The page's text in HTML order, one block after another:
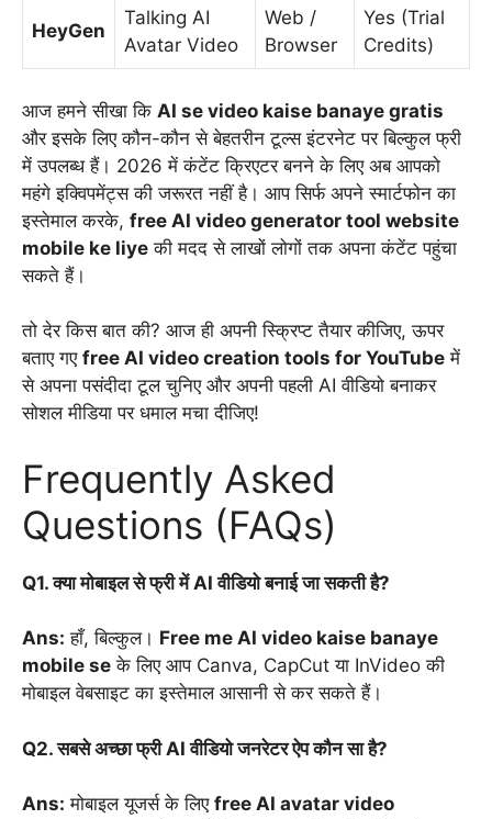
HeyGen
Talking AI
Avatar Video
Web /
Browser
Yes (Trial
Credits)
आज हमने सीखा कि AI se video kaise banaye gratis
और इसके लिए कौन-कौन से बेहतरीन टूल्स इंटरनेट पर बिल्कुल फ्री
में उपलब्ध हैं। 2026 में कंटेंट क्रिएटर बनने के लिए अब आपको
महंगे इक्विपमेंट्स की जरूरत नहीं है। आप सिर्फ अपने स्मार्टफोन का
इस्तेमाल करके, free AI video generator tool website
mobile ke liye की मदद से लाखों लोगों तक अपना कंटेंट पहुंचा
सकते हैं।
तो देर किस बात की? आज ही अपनी स्क्रिप्ट तैयार कीजिए, ऊपर
बताए गए free AI video creation tools for YouTube में
से अपना पसंदीदा टूल चुनिए और अपनी पहली AI वीडियो बनाकर
सोशल मीडिया पर धमाल मचा दीजिए!
Frequently Asked
Questions (FAQs)
Q1. क्या मोबाइल से फ्री में AI वीडियो बनाई जा सकती है?
Ans: हाँ, बिल्कुल। Free me AI video kaise banaye
mobile se के लिए आप Canva, CapCut या InVideo की
मोबाइल वेबसाइट का इस्तेमाल आसानी से कर सकते हैं।
Q2. सबसे अच्छा फ्री AI वीडियो जनरेटर ऐप कौन सा है?
Ans: मोबाइल यूजर्स के लिए free AI avatar video